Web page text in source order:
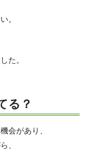
。
た。
る？
会があり、
、